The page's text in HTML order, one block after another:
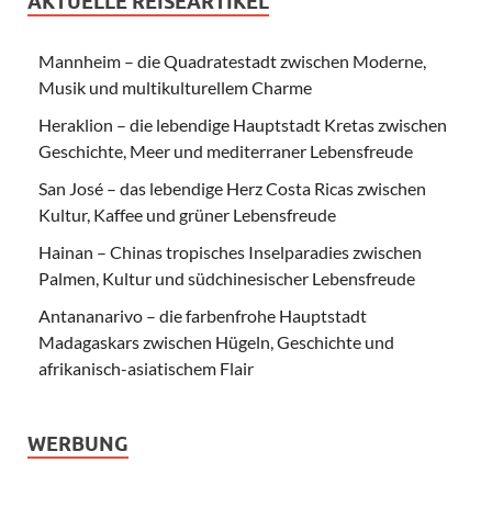
Mannheim – die Quadratestadt zwischen Moderne,
Musik und multikulturellem Charme
Heraklion – die lebendige Hauptstadt Kretas zwischen
Geschichte, Meer und mediterraner Lebensfreude
San José – das lebendige Herz Costa Ricas zwischen
Kultur, Kaffee und grüner Lebensfreude
Hainan – Chinas tropisches Inselparadies zwischen
Palmen, Kultur und südchinesischer Lebensfreude
Antananarivo – die farbenfrohe Hauptstadt
Madagaskars zwischen Hügeln, Geschichte und
afrikanisch-asiatischem Flair
WERBUNG